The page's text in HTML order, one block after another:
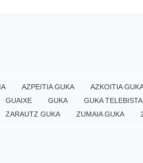
AZPEITIA GUKA AZKOITIA
GUAIXE GUKA GUKA TELEBISTA
ZARAUTZ GUKA ZUMAIA GUKA